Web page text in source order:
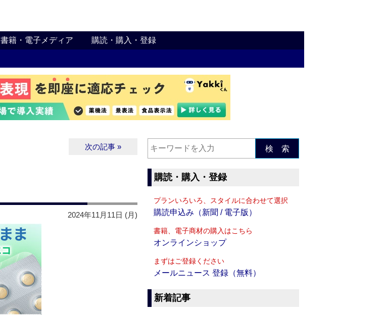
書籍・電子メディア 購読・購入・登録
次の記事 »
2024年11月11日 (月)
検 索
購読・購入・登録
プランいろいろ、スタイルに合わせて選択
購読申込み（新聞 / 電子版）
書籍、電子商材の購入はこちら
オンラインショップ
まずはご登録ください
メールニュース 登録（無料）
新着記事